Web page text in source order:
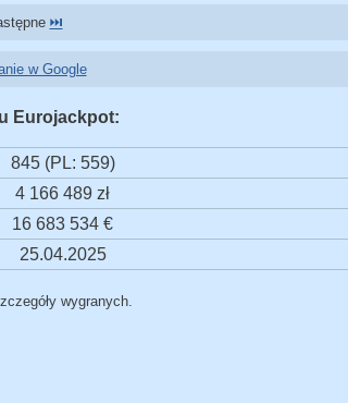
⏭️
w Google
Eurojackpot:
845 (PL: 559)
4 166 489 zł
16 683 534 €
25.04.2025
wygranych.